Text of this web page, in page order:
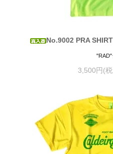
No.9002 PRA
"RAD"
3,500円(